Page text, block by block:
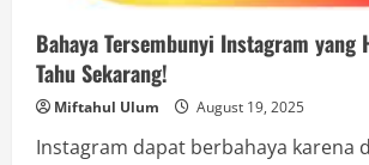
Bahaya Tersembunyi Instagram yang
Tahu Sekarang!
Miftahul Ulum August 19, 2025
Instagram dapat berbahaya karena